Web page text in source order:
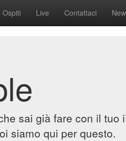
Ospiti Live Contattaci
sai già fare con il tuo
siamo qui per questo.